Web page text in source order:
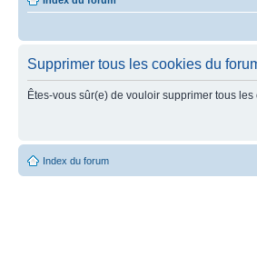
Supprimer tous les cookies du
Êtes-vous sûr(e) de vouloir supprimer tous
Index du forum